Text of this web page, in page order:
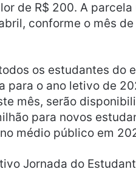
de R$ 200. A parcela
conforme o mês
os estudantes do
o ano letivo de
mês, serão
para novos
médio público em
Jornada do